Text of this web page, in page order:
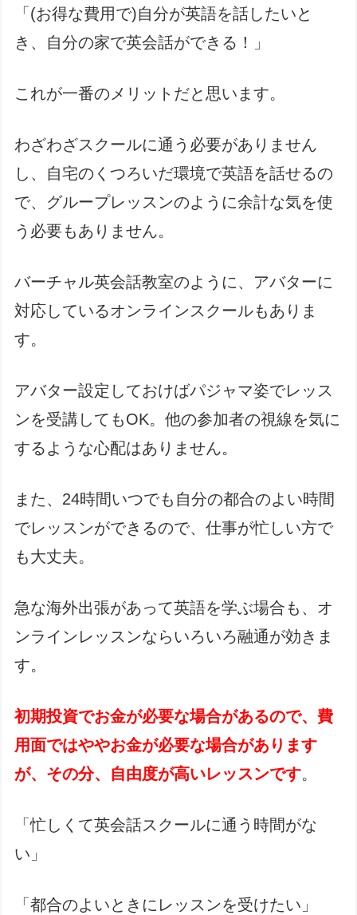
「(お得な費用で)自分が英語を話したいと
き、自分の家で英会話ができる！」
これが一番のメリットだと思います。
わざわざスクールに通う必要がありません
し、自宅のくつろいだ環境で英語を話せるの
で、グループレッスンのように余計な気を使
う必要もありません。
バーチャル英会話教室のように、アバターに
対応しているオンラインスクールもありま
す。
アバター設定しておけばパジャマ姿でレッス
ンを受講してもOK。他の参加者の視線を気に
するような心配はありません。
また、24時間いつでも自分の都合のよい時間
でレッスンができるので、仕事が忙しい方で
も大丈夫。
急な海外出張があって英語を学ぶ場合も、オ
ンラインレッスンならいろいろ融通が効きま
す。
初期投資でお金が必要な場合があるので、費
用面ではややお金が必要な場合があります
が、その分、自由度が高いレッスンです。
「忙しくて英会話スクールに通う時間がな
い」
「都合のよいときにレッスンを受けたい」